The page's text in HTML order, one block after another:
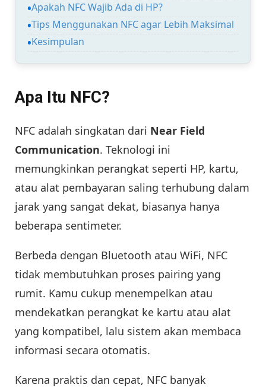
Apakah NFC Wajib Ada di HP?
Tips Menggunakan NFC agar Lebih Maksimal
Kesimpulan
Apa Itu NFC?
NFC adalah singkatan dari Near Field
Communication. Teknologi ini
memungkinkan perangkat seperti HP, kartu,
atau alat pembayaran saling terhubung dalam
jarak yang sangat dekat, biasanya hanya
beberapa sentimeter.
Berbeda dengan Bluetooth atau WiFi, NFC
tidak membutuhkan proses pairing yang
rumit. Kamu cukup menempelkan atau
mendekatkan perangkat ke kartu atau alat
yang kompatibel, lalu sistem akan membaca
informasi secara otomatis.
Karena praktis dan cepat, NFC banyak